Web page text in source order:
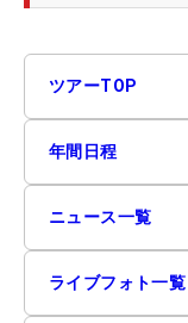
ツアーTOP
年間日程
ニュース一覧
ライブフォト一覧